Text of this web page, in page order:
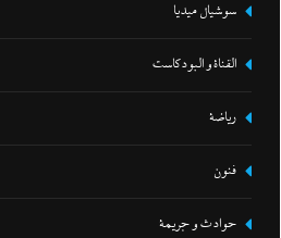
سوشيال ميديا
القناة و البودكاست
رياضة
فنون
حوادث و جريمة